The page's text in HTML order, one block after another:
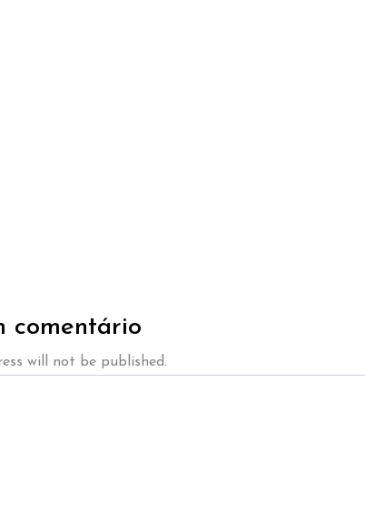
comentário
will not be published.